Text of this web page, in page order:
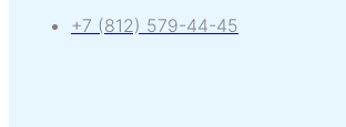
+7 (812) 579-44-45